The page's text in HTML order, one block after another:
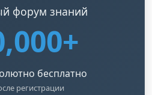
форум знаний
бесплатно
регистрации